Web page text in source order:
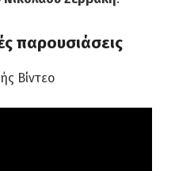
παρουσιάσεις
Βίντεο